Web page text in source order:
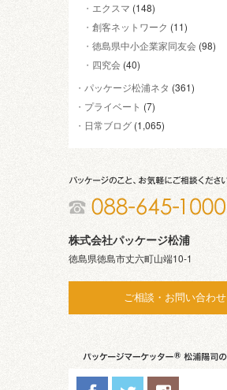
エクスマ (148)
創客ネットワーク (11)
徳島県中小企業家同友会 (98)
四究会 (40)
パッケージ松浦ネタ (361)
プライベート (7)
日常ブログ (1,065)
株式会社パッケージ松浦
徳島県徳島市丈六町山端10-1
ご相談・お問い合わせ